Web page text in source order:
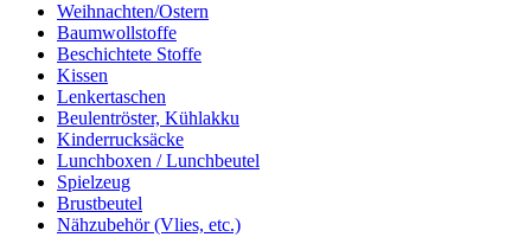
Weihnachten/Ostern
Baumwollstoffe
Beschichtete Stoffe
Kissen
Lenkertaschen
Beulentröster, Kühlakku
Kinderrucksäcke
Lunchboxen / Lunchbeutel
Spielzeug
Brustbeutel
Nähzubehör (Vlies, etc.)